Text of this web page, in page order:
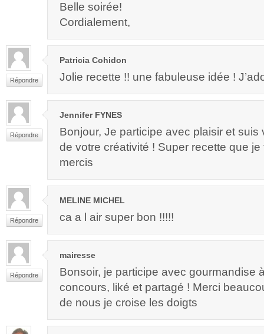
Belle soirée!
Cordialement,
Répondre
Patricia Cohidon
Jolie recette !! une fabuleuse idée !
Répondre
Jennifer FYNES
Bonjour, Je participe avec plaisir et suis
de votre créativité ! Super recette que
mercis
Répondre
MELINE MICHEL
ca a l air super bon !!!!!
Répondre
mairesse
Bonsoir, je participe avec gourmandise
concours, liké et partagé ! Merci
de nous je croise les doigts